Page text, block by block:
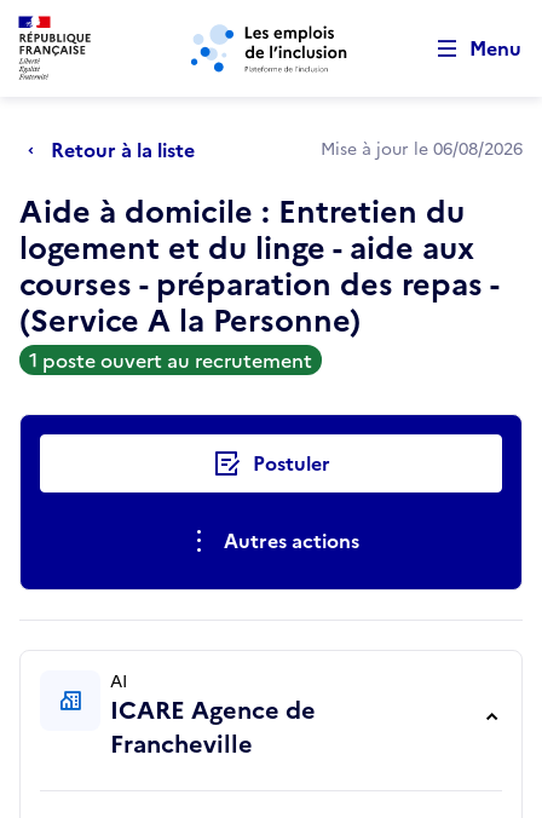
Aller au menu principal Aller au contenu principal
Menu
Retour à la liste Mise à jour le 06/08/2026
Aide à domicile : Entretien du
logement et du linge - aide aux
courses - préparation des repas -
(Service A la Personne)
1 poste ouvert au recrutement
Actions rapides Postuler
Autres actions
AI
ICARE Agence de
Francheville
Retour au début de la page
Panneau de gestion des cookies